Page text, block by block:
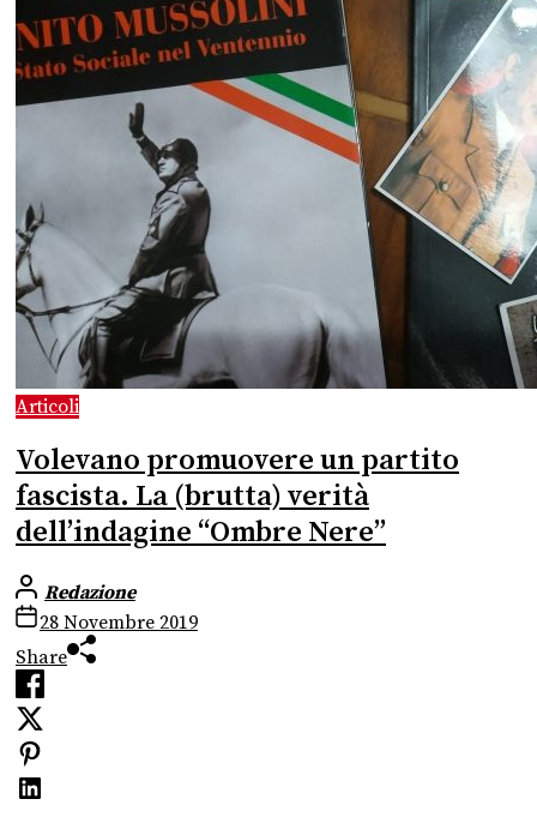
Articoli
Volevano promuovere un partito
fascista. La (brutta) verità
dell’indagine “Ombre Nere”
Redazione
28 Novembre 2019
Share